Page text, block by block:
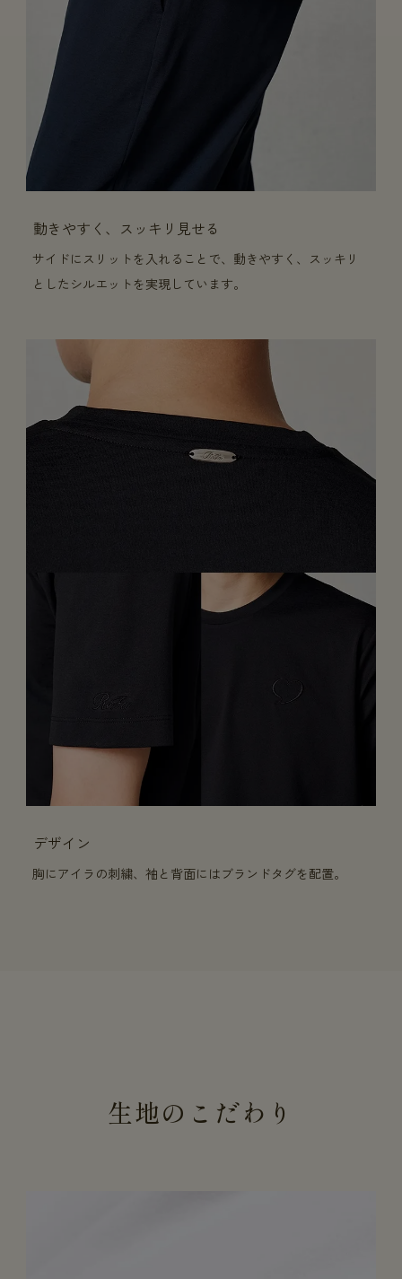
動きやすく、スッキリ見せる
サイドにスリットを入れることで、動きやすく、スッキリ
としたシルエットを実現しています。
デザイン
胸にアイラの刺繍、袖と背面にはブランドタグを配置。
生地のこだわり